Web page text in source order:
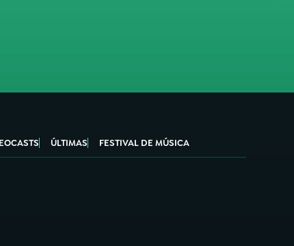
ÚLTIMAS FESTIVAL DE MÚSICA